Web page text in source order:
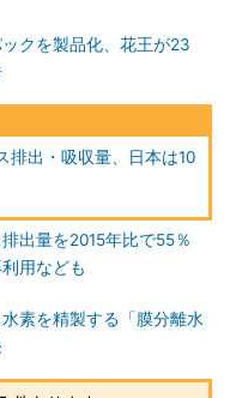
クを製品化、花王が23
排出・吸収量、日本は10
出量を2015年比で55％
用なども
素を精製する「膜分離水